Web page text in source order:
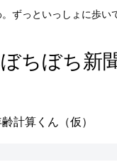
ずっといっしょに歩い
ちぼち新
計算くん（仮）